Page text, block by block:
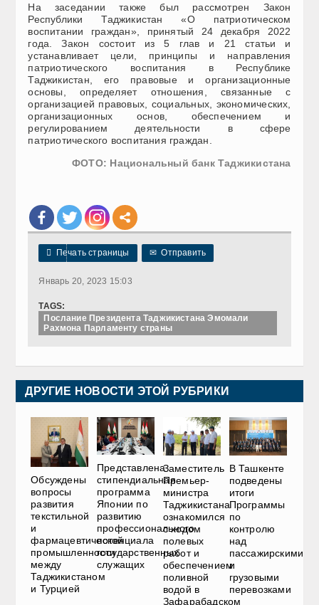
На заседании также был рассмотрен Закон
Республики Таджикистан «О патриотическом
воспитании граждан», принятый 24 декабря 2022
года. Закон состоит из 5 глав и 21 статьи и
устанавливает цели, принципы и направления
патриотического воспитания в Республике
Таджикистан, его правовые и организационные
основы, определяет отношения, связанные с
организацией правовых, социальных, экономических,
организационных основ, обеспечением и
регулированием деятельности в сфере
патриотического воспитания граждан.
ФОТО: Национальный банк Таджикистана
 Печать страницы ✉ Отправить
Январь 20, 2023 15:03
TAGS:
Послание Президента Таджикистана Эмомали
Рахмона Парламенту страны
ДРУГИЕ НОВОСТИ ЭТОЙ РУБРИКИ
Обсуждены
вопросы
развития
текстильной
и
фармацевтической
промышленности
между
Таджикистаном
и Турцией
Представлена
стипендиальная
программа
Японии по
развитию
профессионального
потенциала
государственных
служащих
Заместитель
Премьер-
министра
Таджикистана
ознакомился
с ходом
полевых
работ и
обеспечением
поливной
водой в
Зафарабадском
В Ташкенте
подведены
итоги
Программы
по
контролю
над
пассажирскими
и
грузовыми
перевозками